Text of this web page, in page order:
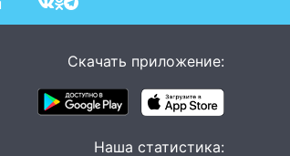
Скачать приложение:
Наша статистика: